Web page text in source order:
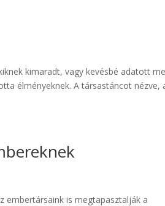
kimaradt, vagy kevésbé adatott
élményeknek. A társastáncot nézve,
embertársaink is megtapasztalják a